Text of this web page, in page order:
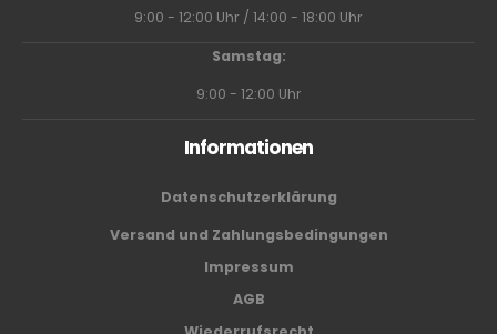
9:00 - 12:00 Uhr / 14:00 - 18:00 Uhr
Samstag:
9:00 - 12:00 Uhr
Informationen
Datenschutzerklärung
Versand und Zahlungsbedingungen
Impressum
AGB